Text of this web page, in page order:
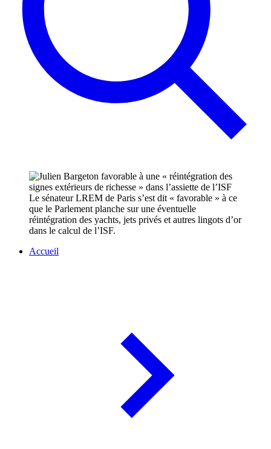
Le sénateur LREM de Paris s’est dit « favorable » à ce
que le Parlement planche sur une éventuelle
réintégration des yachts, jets privés et autres lingots d’or
dans le calcul de l’ISF.
Accueil